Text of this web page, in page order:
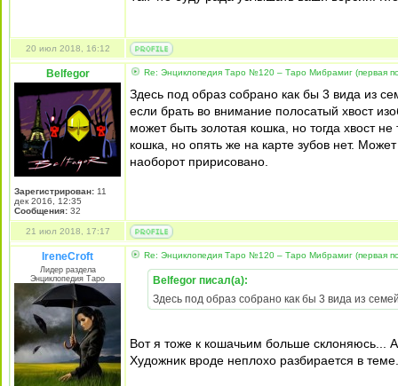
20 июл 2018, 16:12
Belfegor
Зарегистрирован: 11
дек 2016, 12:35
Сообщения: 32
Re: Энциклопедия Таро №120 – Таро Мибрамиг (первая
Здесь под образ собрано как бы 3 вида из
если брать во внимание полосатый хвост
может быть золотая кошка, но тогда хвост
кошка, но опять же на карте зубов нет.
наоборот пририсовано.
21 июл 2018, 17:17
IreneCroft
Лидер раздела
Энциклопедия Таро
Re: Энциклопедия Таро №120 – Таро Мибрамиг (первая
Belfegor писал(а):
Здесь под образ собрано как бы 3 вида из
Вот я тоже к кошачьим больше склоняюсь...
Художник вроде неплохо разбирается в теме.